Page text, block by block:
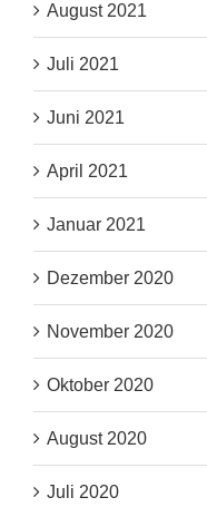
August 2021
Juli 2021
Juni 2021
April 2021
Januar 2021
Dezember 2020
November 2020
Oktober 2020
August 2020
Juli 2020